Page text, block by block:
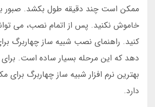
ممکن است چند دقیقه طول بکشد. صبور
خاموش نکنید. پس از اتمام نصب، می
دهد که این مرحله بسیار ساده است.
بهترین نرم افزار شبیه ساز چهاربرگ
دارد.